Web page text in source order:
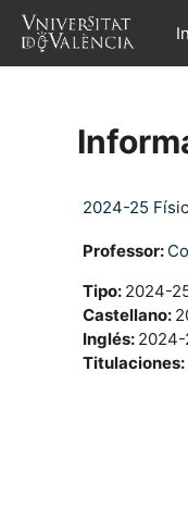
Ves al contingut principal
2024-25
Professor:
Tipo: 2024-
Castellano:
Inglés: 2024-
Titulaciones: